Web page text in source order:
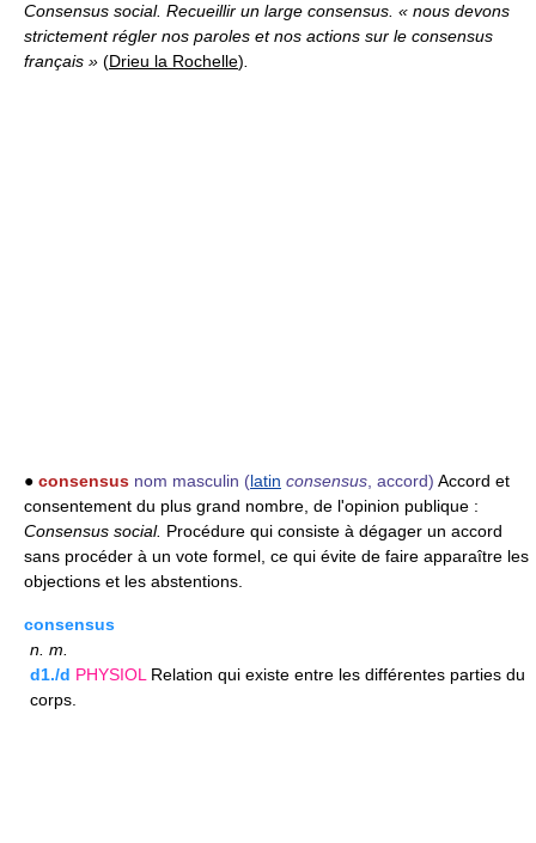
Consensus social. Recueillir un large consensus. « nous devons
strictement régler nos paroles et nos actions sur le consensus
français » (Drieu la Rochelle).
● consensus nom masculin (latin consensus, accord) Accord et
consentement du plus grand nombre, de l'opinion publique :
Consensus social. Procédure qui consiste à dégager un accord
sans procéder à un vote formel, ce qui évite de faire apparaître les
objections et les abstentions.
consensus
n. m.
d1./d PHYSIOLRelation qui existe entre les différentes parties du
corps.